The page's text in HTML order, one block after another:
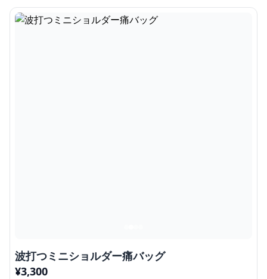
波打つミニショルダー痛バッグ
¥3,300